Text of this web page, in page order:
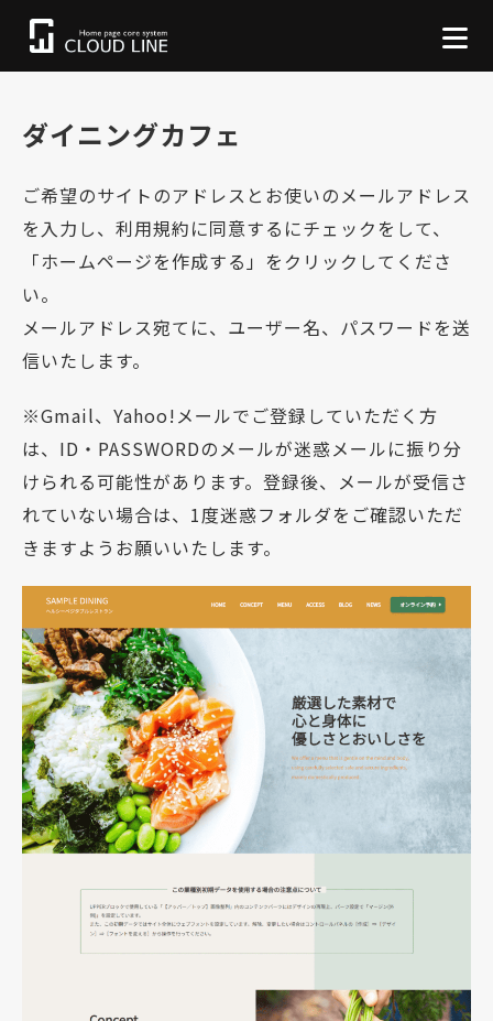
ダイニングカフェ
ご希望のサイトのアドレスとお使いのメールアドレス
を入力し、利用規約に同意するにチェックをして、
「ホームページを作成する」をクリックしてくださ
い。
メールアドレス宛てに、ユーザー名、パスワードを送
信いたします。
※Gmail、Yahoo!メールでご登録していただく方
は、ID・PASSWORDのメールが迷惑メールに振り分
けられる可能性があります。登録後、メールが受信さ
れていない場合は、1度迷惑フォルダをご確認いただ
きますようお願いいたします。